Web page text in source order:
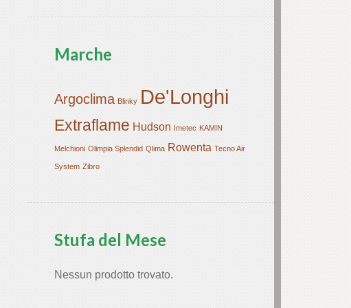
Marche
Argoclima Blinky De'Longhi
Extraflame Hudson Imetec KAMIN
Melchioni Olimpia Splendid Qlima Rowenta Tecno Air
System Zibro
Stufa del Mese
Nessun prodotto trovato.